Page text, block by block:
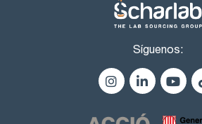
Síguenos: